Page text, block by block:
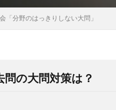
「分野のはっきりしない大問」
の大問対策は？